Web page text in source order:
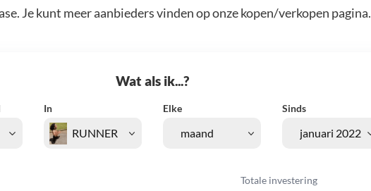
Je kunt meer aanbieders vinden op onze kopen/verkopen pagina.
Wat als ik...?
In Elke Sinds
Totale investering